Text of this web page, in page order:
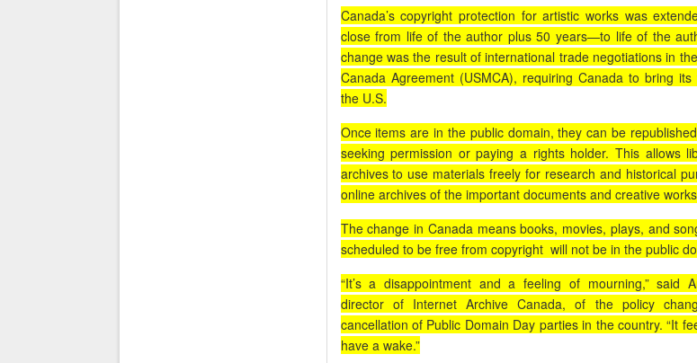
Canada’s copyright protection for artistic works was
close from life of the author plus 50 years—to life of the
change was the result of international trade negotiations in
Canada Agreement (USMCA), requiring Canada to bring
the U.S.
Once items are in the public domain, they can be
seeking permission or paying a rights holder. This allows
archives to use materials freely for research and historical
online archives of the important documents and creative
The change in Canada means books, movies, plays, and
scheduled to be free from copyright will not be in the public
“It’s a disappointment and a feeling of mourning,” said
director of Internet Archive Canada, of the policy
cancellation of Public Domain Day parties in the country. “It
have a wake.”